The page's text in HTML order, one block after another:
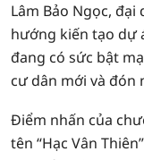
Lâm Bảo Ngọc,
hướng kiến tạo dự
đang có sức bật
cư dân mới và đón
Điểm nhấn của
tên “Hạc Vân